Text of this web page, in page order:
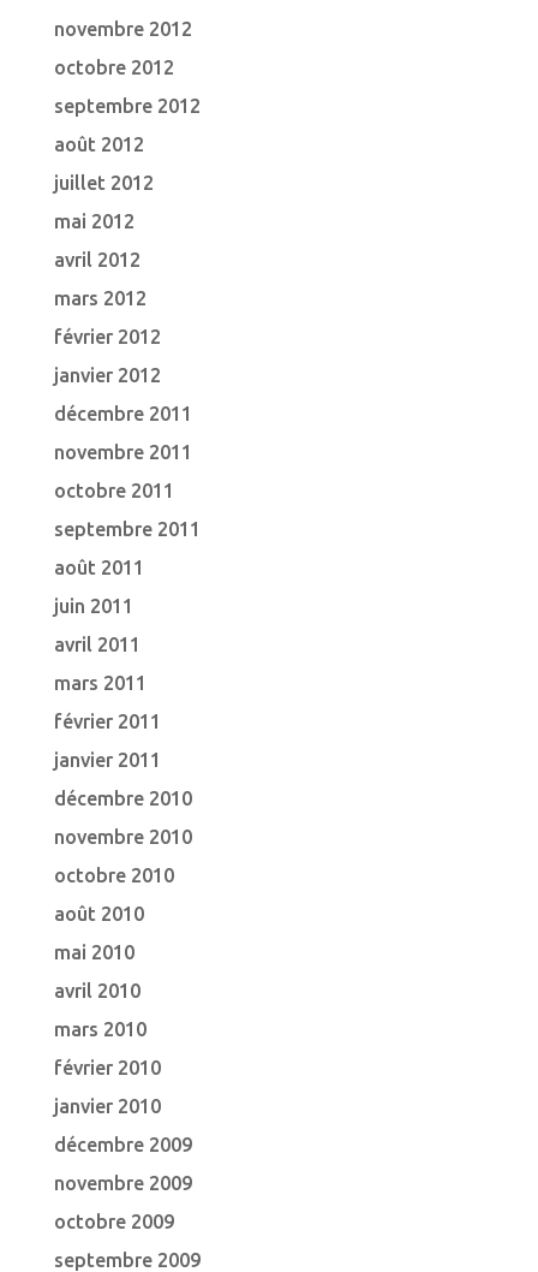
novembre 2012
octobre 2012
septembre 2012
août 2012
juillet 2012
mai 2012
avril 2012
mars 2012
février 2012
janvier 2012
décembre 2011
novembre 2011
octobre 2011
septembre 2011
août 2011
juin 2011
avril 2011
mars 2011
février 2011
janvier 2011
décembre 2010
novembre 2010
octobre 2010
août 2010
mai 2010
avril 2010
mars 2010
février 2010
janvier 2010
décembre 2009
novembre 2009
octobre 2009
septembre 2009